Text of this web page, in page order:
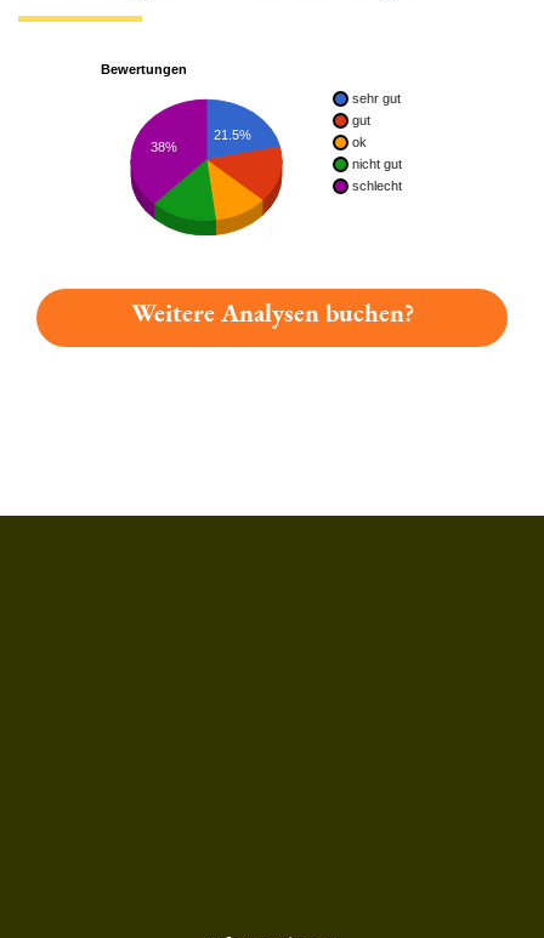
Bewertungen
sehr gut
gut
ok
nicht gut
schlecht
21.5%
38%
Weitere Analysen buchen?